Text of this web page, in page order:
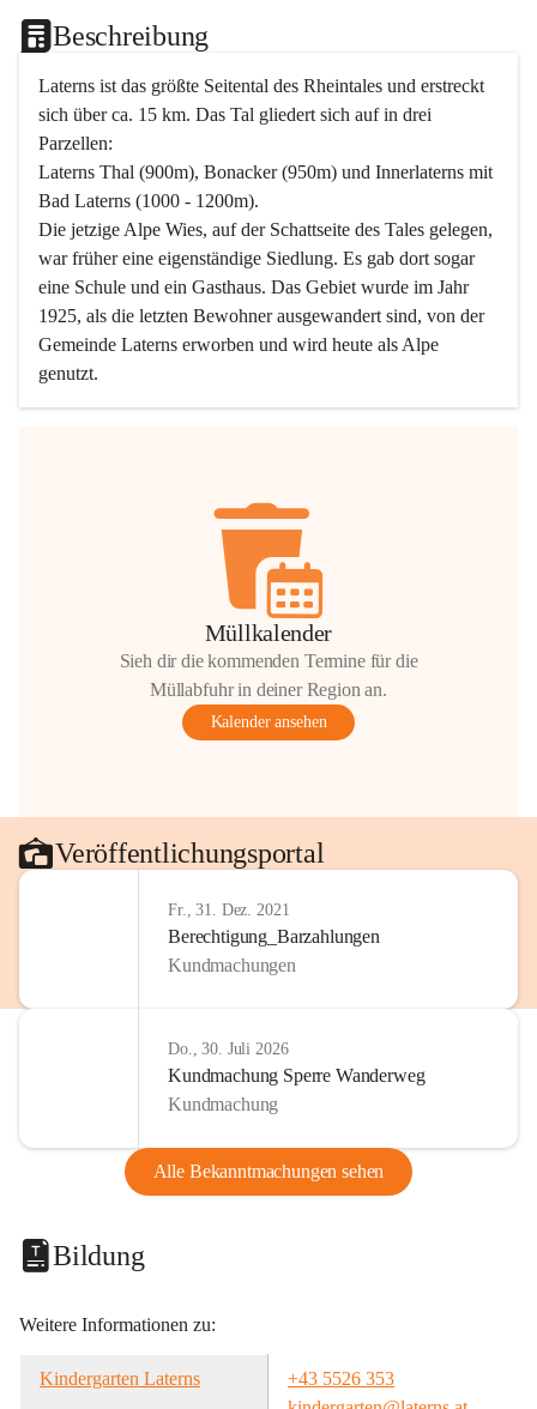
Beschreibung
Laterns ist das größte Seitental des Rheintales und erstreckt
sich über ca. 15 km. Das Tal gliedert sich auf in drei
Parzellen:
Laterns Thal (900m), Bonacker (950m) und Innerlaterns mit
Bad Laterns (1000 - 1200m).
Die jetzige Alpe Wies, auf der Schattseite des Tales gelegen,
war früher eine eigenständige Siedlung. Es gab dort sogar
eine Schule und ein Gasthaus. Das Gebiet wurde im Jahr
1925, als die letzten Bewohner ausgewandert sind, von der
Gemeinde Laterns erworben und wird heute als Alpe
genutzt.
Müllkalender
Sieh dir die kommenden Termine für die
Müllabfuhr in deiner Region an.
Kalender ansehen
Veröffentlichungsportal
Fr., 31. Dez. 2021
Berechtigung_Barzahlungen
Kundmachungen
Do., 30. Juli 2026
Kundmachung Sperre Wanderweg
Kundmachung
Alle Bekanntmachungen sehen
Bildung
Weitere Informationen zu:
Kindergarten Laterns
+43 5526 353